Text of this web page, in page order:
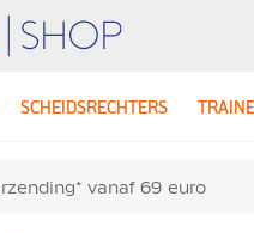
SCHEIDSRECHTERS
vanaf 69 euro